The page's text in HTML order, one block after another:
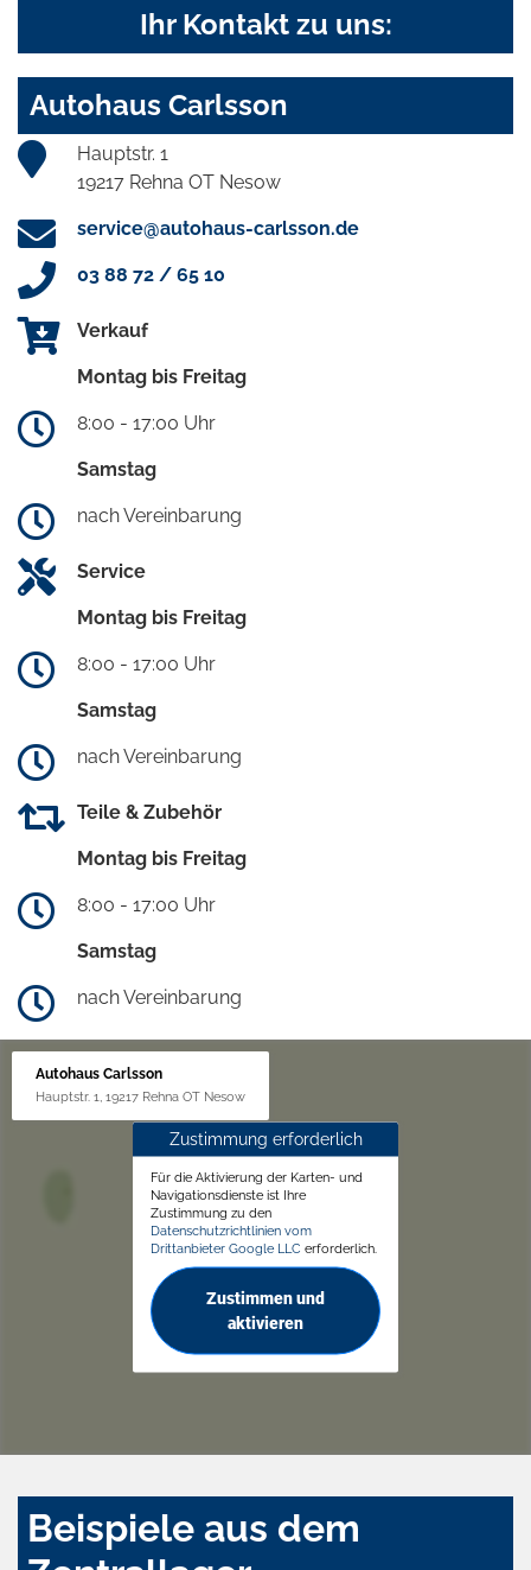
Ihr Kontakt zu uns:
Autohaus Carlsson
Hauptstr. 1
19217 Rehna OT Nesow
service@autohaus-carlsson.de
03 88 72 / 65 10
Verkauf
Montag bis Freitag
8:00 - 17:00 Uhr
Samstag
nach Vereinbarung
Service
Montag bis Freitag
8:00 - 17:00 Uhr
Samstag
nach Vereinbarung
Teile & Zubehör
Montag bis Freitag
8:00 - 17:00 Uhr
Samstag
nach Vereinbarung
Autohaus Carlsson
Hauptstr. 1, 19217 Rehna OT Nesow
Zustimmung erforderlich
Für die Aktivierung der Karten- und
Navigationsdienste ist Ihre
Zustimmung zu den
Datenschutzrichtlinien vom
Drittanbieter Google LLC erforderlich.
Zustimmen und
aktivieren
Beispiele aus dem